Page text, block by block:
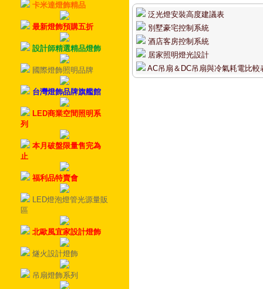
卡米達燈飾精品
最新燈飾預購五折
設計師精選精品燈飾
國際燈飾照明品牌
台灣燈飾品牌旗艦館
LED商業空間照明系
列
本月破盤限量售完為
止
福利品特賣會
LED燈泡燈管光源量販
區
北歐風宜家設計燈飾
燧火設計燈飾
吊扇燈飾系列
泛光燈安裝高度建議表
別墅豪宅控制系統
酒店客房控制系統
居家照明燈光設計
AC吊扇＆DC吊扇與冷氣耗電比較